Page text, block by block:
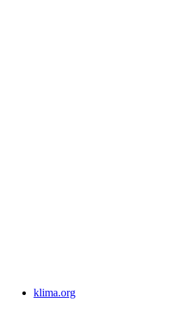
klima.org